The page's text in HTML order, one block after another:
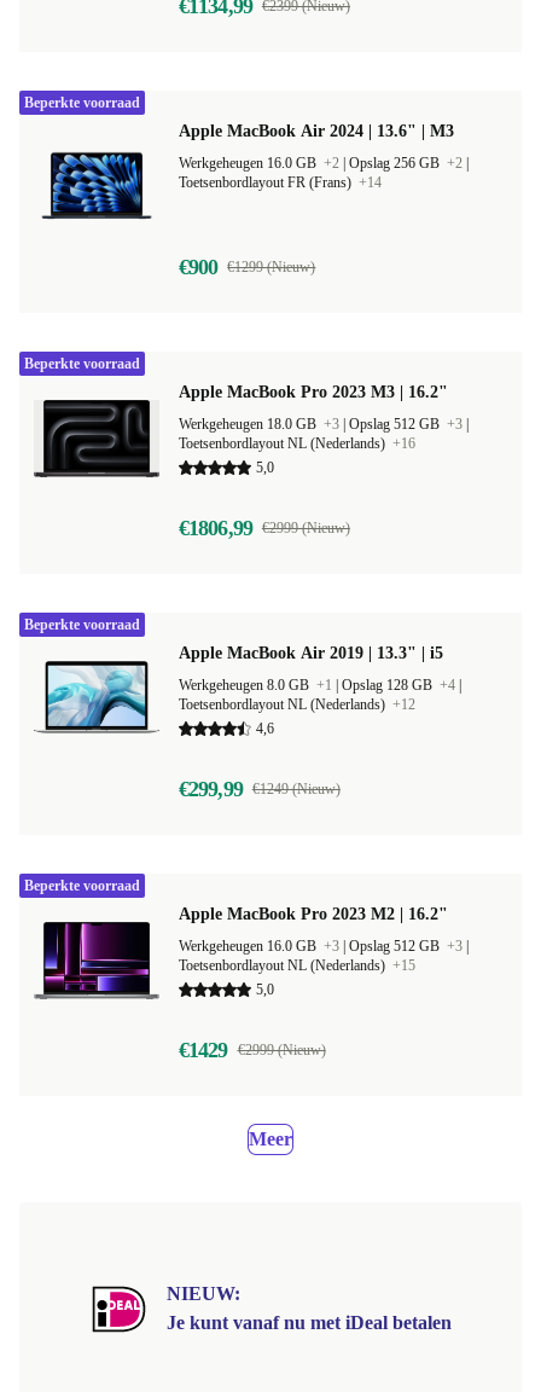
€1134,99 €2399 (Nieuw)
Apple MacBook Air 2024 | 13.6" | M3
Werkgeheugen 16.0 GB +2 Opslag 256 GB +2
Toetsenbordlayout FR (Frans) +14
€900 €1299 (Nieuw)
Beperkte voorraad
Apple MacBook Pro 2023 M3 | 16.2"
Werkgeheugen 18.0 GB +3 Opslag 512 GB +3
Toetsenbordlayout NL (Nederlands) +16
5,0
€1806,99 €2999 (Nieuw)
Beperkte voorraad
Apple MacBook Air 2019 | 13.3" | i5
Werkgeheugen 8.0 GB +1 Opslag 128 GB +4
Toetsenbordlayout NL (Nederlands) +12
4,6
€299,99 €1249 (Nieuw)
Beperkte voorraad
Apple MacBook Pro 2023 M2 | 16.2"
Werkgeheugen 16.0 GB +3 Opslag 512 GB +3
Toetsenbordlayout NL (Nederlands) +15
5,0
€1429 €2999 (Nieuw)
Beperkte voorraad
Meer
NIEUW:
Je kunt vanaf nu met iDeal betalen